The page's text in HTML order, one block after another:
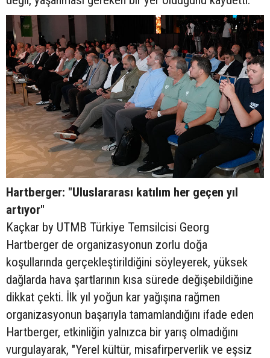
Hartberger: "Uluslararası katılım her geçen yıl
artıyor"
Kaçkar by UTMB Türkiye Temsilcisi Georg
Hartberger de organizasyonun zorlu doğa
koşullarında gerçekleştirildiğini söyleyerek, yüksek
dağlarda hava şartlarının kısa sürede değişebildiğine
dikkat çekti. İlk yıl yoğun kar yağışına rağmen
organizasyonun başarıyla tamamlandığını ifade eden
Hartberger, etkinliğin yalnızca bir yarış olmadığını
vurgulayarak, "Yerel kültür, misafirperverlik ve eşsiz